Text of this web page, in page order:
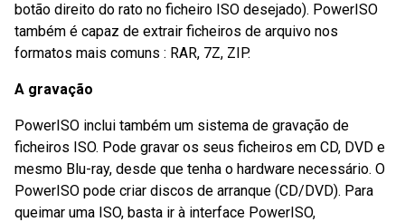
botão direito do rato no ficheiro ISO desejado). PowerISO
também é capaz de extrair ficheiros de arquivo nos
formatos mais comuns : RAR, 7Z, ZIP.
A gravação
PowerISO inclui também um sistema de gravação de
ficheiros ISO. Pode gravar os seus ficheiros em CD, DVD e
mesmo Blu-ray, desde que tenha o hardware necessário. O
PowerISO pode criar discos de arranque (CD/DVD). Para
queimar uma ISO, basta ir à interface PowerISO,